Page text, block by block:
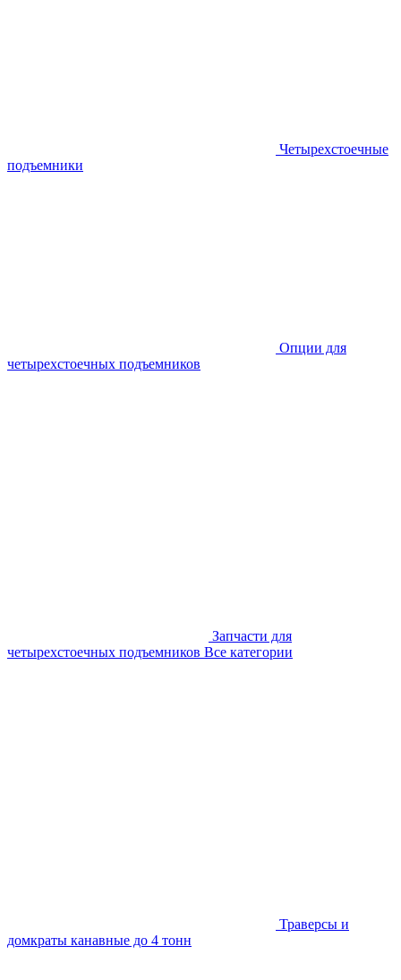
Четырехстоечные
подъемники
Опции для
четырехстоечных подъемников
Запчасти для
четырехстоечных подъемников Все категории
Траверсы и
домкраты канавные до 4 тонн